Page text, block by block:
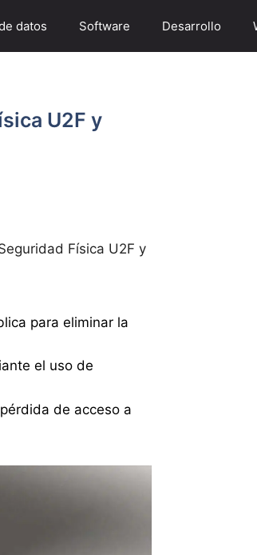
datos Software Desarrollo
U2F y
Física U2F y
para eliminar la
el uso de
de acceso a